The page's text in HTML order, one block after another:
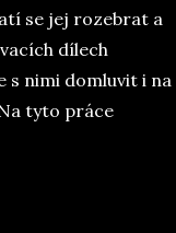
se jej rozebrat a
dílech
s nimi domluvit i na
tyto práce